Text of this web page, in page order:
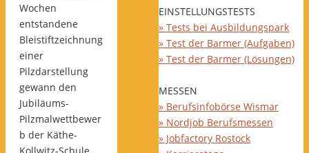
Wochen
entstandene
Bleistiftzeichnung
einer
Pilzdarstellung
gewann den
Jubiläums-
Pilzmalwettbewer
b der Käthe-
EINSTELLUNGSTESTS
» Tests bei Ausbildungspark
» Test der Barmer (Aufgaben)
» Test der Barmer (Lösungen)
MESSEN
» Berufsinfobörse Wismar
» Nordjob Berufsmessen
» Jobfactory Rostock